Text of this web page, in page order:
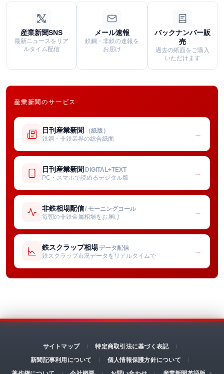
産業新聞SNS
最新ニュースをリア
ルタイム配信
メール速報
鉄鋼・非鉄の速報を
お届け
バックナンバー販
売
過去の紙面をご購入
いただけます
産業新聞のサービス
日刊産業新聞 （紙版）
鉄鋼・非鉄業界の総合紙面
→
日刊産業新聞 DIGITAL+TEXT
PC・スマホで読めるデジタル版
→
非鉄相場配信/ モーニングコール
毎朝の非鉄金属相場をお届け
→
鉄スクラップ相場 データ配信
鉄スクラップ市況データをリアルタイムで
→
サイトマップ
特定商取引法に基づく表記
新聞記事利用について
個人情報保護方針について